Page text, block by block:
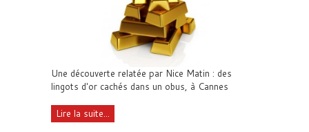
Une découverte relatée par Nice Matin : des
lingots d'or cachés dans un obus, à Cannes
Lire la suite...